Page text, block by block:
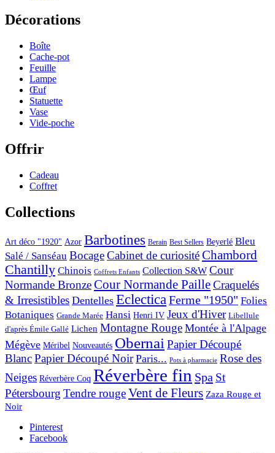
Décorations
Boîte
Cache-pot
Feuille
Lampe
Œuf
Statuette
Vase
Vide-poche
Offrir
Cadeau
Coffret
Collections
Art déco "1920" Azor Barbotines Berain Best Sellers Beyerlé Bleu
Salé / Sanséau BocageCabinet de curiositéChambord
Chantilly Chinois Coffrets Enfants Collection S&W Cour
Normande BronzeCour Normande PailleCraquelés
& Irresistibles Dentelles EclecticaFerme "1950" Folies
Botaniques Grande Marée Hansi Henri IV Jeux d'Hiver Libellule
d'après Émile Gallé Lichen Montagne Rouge Montée à l'Alpage
Mégève Méribel Nouveautés ObernaiPapier Découpé
BlancPapier Découpé Noir Paris... Pots à pharmacie Rose des
Neiges Réverbère Coq Réverbère fin Spa St
Pétersbourg Tendre rougeVent de Fleurs Zaza Rouge et
Noir
Pinterest
Facebook